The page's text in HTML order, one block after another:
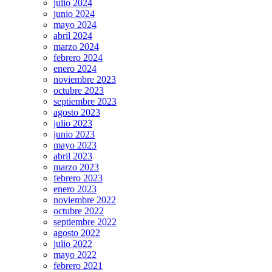
julio 2024
junio 2024
mayo 2024
abril 2024
marzo 2024
febrero 2024
enero 2024
noviembre 2023
octubre 2023
septiembre 2023
agosto 2023
julio 2023
junio 2023
mayo 2023
abril 2023
marzo 2023
febrero 2023
enero 2023
noviembre 2022
octubre 2022
septiembre 2022
agosto 2022
julio 2022
mayo 2022
febrero 2021